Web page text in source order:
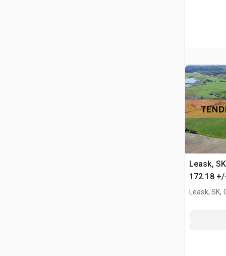
Leask,
172.18
Tierras
Leask, SK,